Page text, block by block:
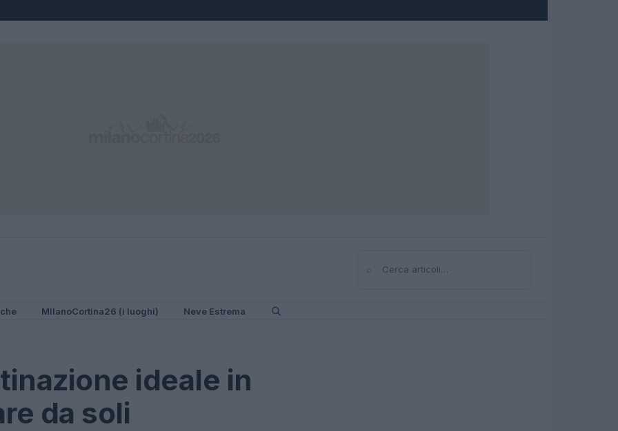
⌕Cerca
MIlanoCortina26 (i luoghi) Neve Estrema
ideale in
da soli